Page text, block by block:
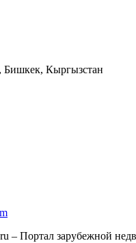
Бишкек, Кыргызстан
– Портал зарубежной